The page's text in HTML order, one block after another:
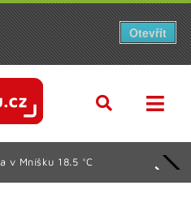
v Mníšku 18.5 °C
Otevřít